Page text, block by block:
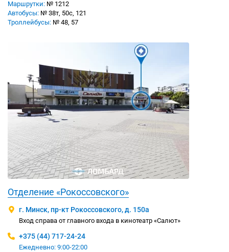
Маршрутки: № 1212
Автобусы: № 38т, 50с, 121
Троллейбусы: № 48, 57
Отделение «Рокоссовского»
г. Минск, пр-кт Рокоссовского, д. 150а
Вход справа от главного входа в кинотеатр «Салют»
+375 (44) 717-24-24
Ежедневно: 9:00-22:00